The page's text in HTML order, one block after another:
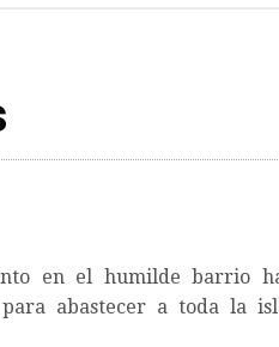
en el humilde barrio
abastecer a toda la